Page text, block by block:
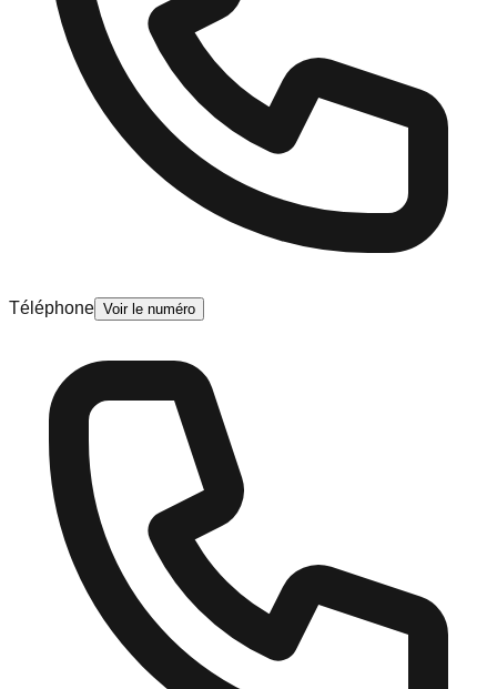
Téléphone Voir le numéro